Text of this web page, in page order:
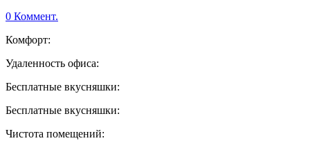
0 Коммент.
Комфорт:
Удаленность офиса:
Бесплатные вкусняшки:
Бесплатные вкусняшки:
Чистота помещений: